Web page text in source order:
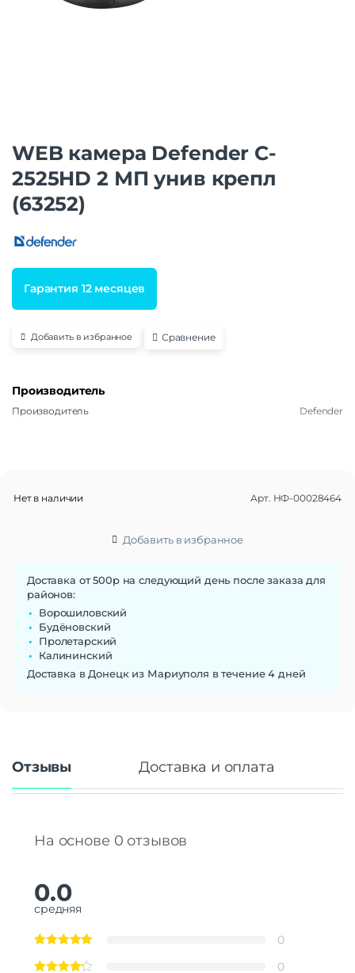
WEB камера Defender C-
2525HD 2 МП унив крепл
(63252)
Гарантия 12 месяцев
Добавить в избранное Сравнение
Производитель
Производитель Defender
Нет в наличии Арт. НФ-00028464
Добавить в избранное
Доставка от 500р на следующий день после заказа для
районов:
Ворошиловский
Будёновский
Пролетарский
Калининский
Доставка в Донецк из Мариуполя в течение 4 дней
Отзывы Доставка и оплата
На основе 0 отзывов
0.0
средняя
0
0